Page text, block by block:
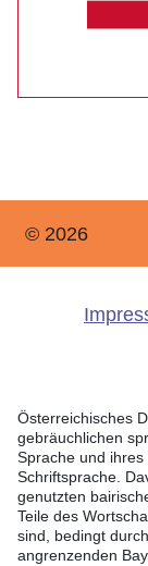
© 2026
Österreichisches
gebräuchlichen
Sprache und
Schriftsprache.
genutzten
Teile des
sind, bedingt
angrenzenden